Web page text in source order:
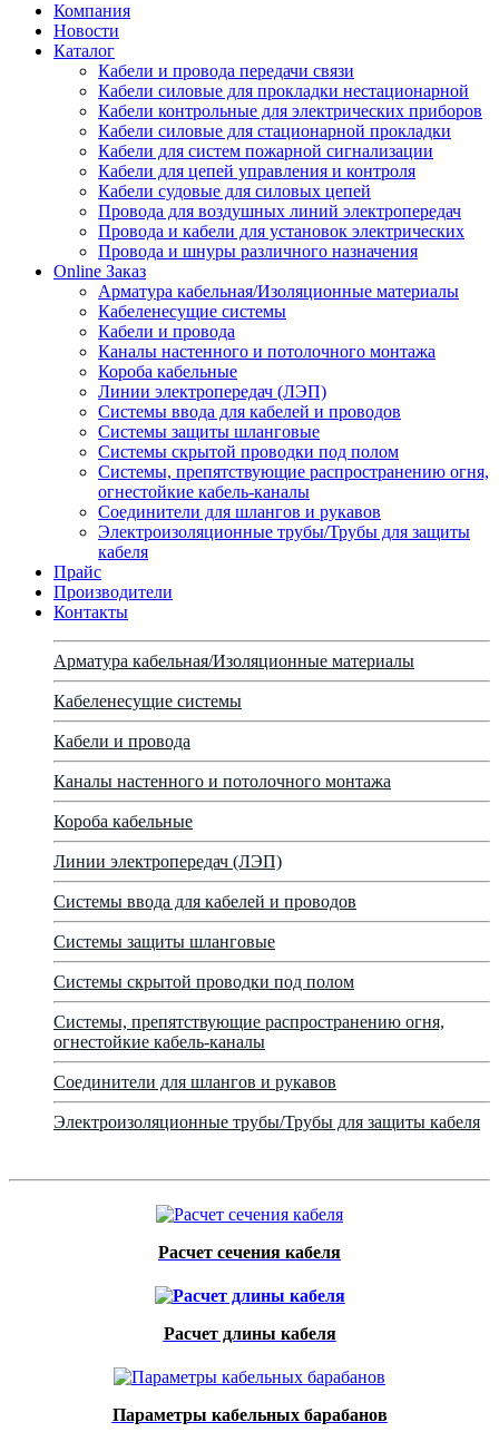
Компания
Новости
Каталог
Кабели и провода передачи связи
Кабели силовые для прокладки нестационарной
Кабели контрольные для электрических приборов
Кабели силовые для стационарной прокладки
Кабели для систем пожарной сигнализации
Кабели для цепей управления и контроля
Кабели судовые для силовых цепей
Провода для воздушных линий электропередач
Провода и кабели для установок электрических
Провода и шнуры различного назначения
Online Заказ
Арматура кабельная/Изоляционные материалы
Кабеленесущие системы
Кабели и провода
Каналы настенного и потолочного монтажа
Короба кабельные
Линии электропередач (ЛЭП)
Системы ввода для кабелей и проводов
Системы защиты шланговые
Системы скрытой проводки под полом
Системы, препятствующие распространению огня,
огнестойкие кабель-каналы
Соединители для шлангов и рукавов
Электроизоляционные трубы/Трубы для защиты
кабеля
Прайс
Производители
Контакты
Арматура кабельная/Изоляционные материалы
Кабеленесущие системы
Кабели и провода
Каналы настенного и потолочного монтажа
Короба кабельные
Линии электропередач (ЛЭП)
Системы ввода для кабелей и проводов
Системы защиты шланговые
Системы скрытой проводки под полом
Системы, препятствующие распространению огня,
огнестойкие кабель-каналы
Соединители для шлангов и рукавов
Электроизоляционные трубы/Трубы для защиты кабеля
Расчет сечения кабеля
Расчет длины кабеля
Параметры кабельных барабанов